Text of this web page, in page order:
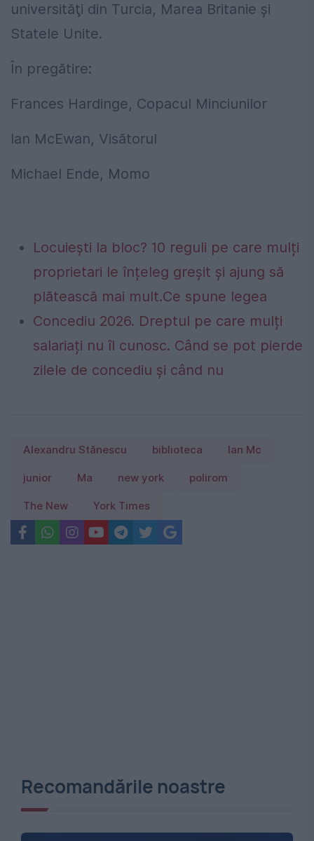
universităţi din Turcia, Marea Britanie şi
Statele Unite.
În pregătire:
Frances Hardinge, Copacul Minciunilor
Ian McEwan, Visătorul
Michael Ende, Momo
Locuiești la bloc? 10 reguli pe care mulți
proprietari le înțeleg greșit și ajung să
plătească mai mult.Ce spune legea
Concediu 2026. Dreptul pe care mulți
salariați nu îl cunosc. Când se pot pierde
zilele de concediu și când nu
Alexandru Stănescu biblioteca Ian Mc
junior Ma new york polirom
The New York Times
Recomandările noastre